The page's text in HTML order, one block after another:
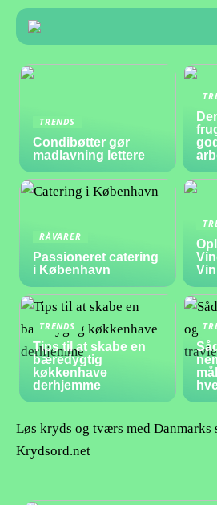
TRENDS
Condibøtter gør
madlavning lettere
RÅVARER
Passioneret catering
i København
Vin
TRENDS
Tips til at skabe en
bæredygtig
køkkenhave
derhjemme
Løs kryds og tværs med Danmarks
Krydsord.net